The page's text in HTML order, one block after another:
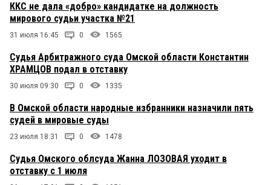
ККС не дала «добро» кандидатке на должность
мирового судьи участка №21
31 июля 16:45 0 1565
Судья Арбитражного суда Омской области Константин
ХРАМЦОВ подал в отставку
30 июля 09:30 0 1335
В Омской области народные избранники назначили пять
судей в мировые суды
23 июля 18:31 0 1478
Судья Омского облсуда Жанна ЛОЗОВАЯ уходит в
отставку с 1 июля